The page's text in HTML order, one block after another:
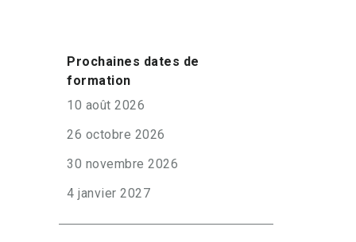
Prochaines dates de
formation
10 août 2026
26 octobre 2026
30 novembre 2026
4 janvier 2027